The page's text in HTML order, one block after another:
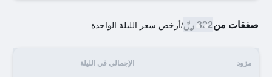
صفقات من322 ﷼ /أرخص سعر الليلة الواحدة
مزود الإجمالي في الليلة